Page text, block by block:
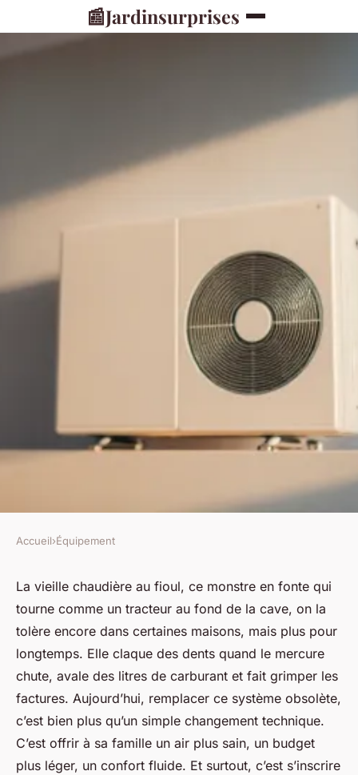
📰Jardinsurprises
ÉQUIPEMENT
Les 5 avantages d'opter pour
une pompe à chaleur air-eau
Fabien•27/04/2026 16:42 •12 min de lecture
Accueil›Équipement
La vieille chaudière au fioul, ce monstre en fonte qui
tourne comme un tracteur au fond de la cave, on la
tolère encore dans certaines maisons, mais plus pour
longtemps. Elle claque des dents quand le mercure
chute, avale des litres de carburant et fait grimper les
factures. Aujourd’hui, remplacer ce système obsolète,
c’est bien plus qu’un simple changement technique.
C’est offrir à sa famille un air plus sain, un budget
plus léger, un confort fluide. Et surtout, c’est s’inscrire